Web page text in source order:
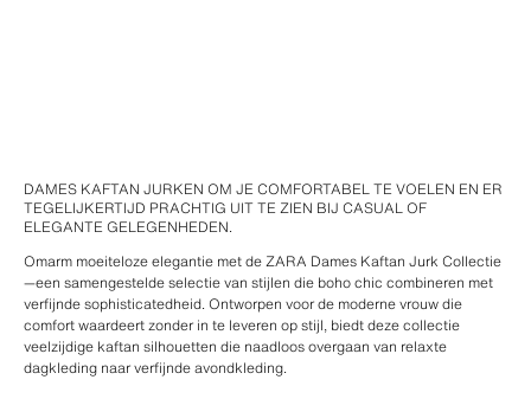
DAMES KAFTAN JURKEN OM JE COMFORTABEL TE VOELEN EN ER
TEGELIJKERTIJD PRACHTIG UIT TE ZIEN BIJ CASUAL OF
ELEGANTE GELEGENHEDEN.
Omarm moeiteloze elegantie met de ZARA Dames Kaftan Jurk Collectie
—een samengestelde selectie van stijlen die boho chic combineren met
verfijnde sophisticatedheid. Ontworpen voor de moderne vrouw die
comfort waardeert zonder in te leveren op stijl, biedt deze collectie
veelzijdige kaftan silhouetten die naadloos overgaan van relaxte
dagkleding naar verfijnde avondkleding.